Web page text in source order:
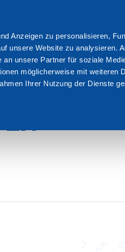
Anzeigen zu personalisieren,
unsere Website zu analysieren.
unsere Partner für soziale
möglicherweise mit weiteren
Ihrer Nutzung der Dienste
fur den aussenbereich
FÜR